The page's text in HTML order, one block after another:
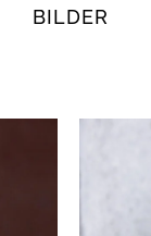
BILDER